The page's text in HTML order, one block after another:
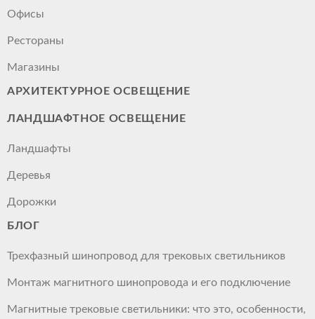
Офисы
Рестораны
Магазины
АРХИТЕКТУРНОЕ ОСВЕЩЕНИЕ
ЛАНДШАФТНОЕ ОСВЕЩЕНИЕ
Ландшафты
Деревья
Дорожки
БЛОГ
Трехфазный шинопровод для трековых светильников
Монтаж магнитного шинопровода и его подключение
Магнитные трековые светильники: что это, особенности,